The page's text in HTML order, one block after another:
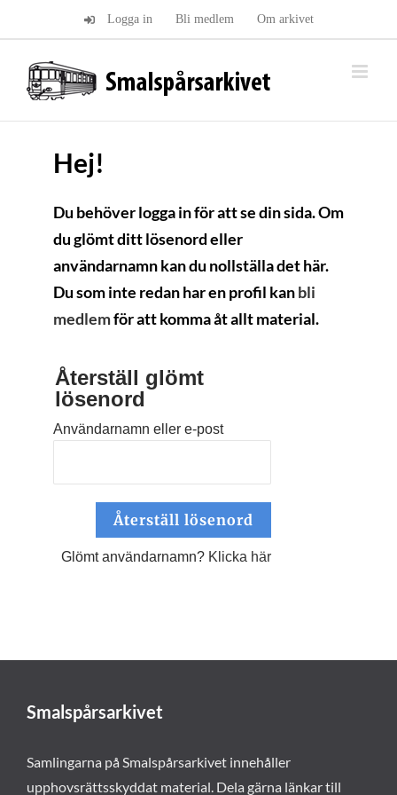
Logga in Bli medlem Om arkivet
Hej!
Du behöver logga in för att se din sida. Om
du glömt ditt lösenord eller
användarnamn kan du nollställa det här.
Du som inte redan har en profil kanbli
medlemför att komma åt allt material.
Återställ glömt
lösenord
Användarnamn eller e-post
Glömt användarnamn? Klicka här
Smalspårsarkivet
Samlingarna på Smalspårsarkivet innehåller
upphovsrättsskyddat material. Dela gärna länkar till